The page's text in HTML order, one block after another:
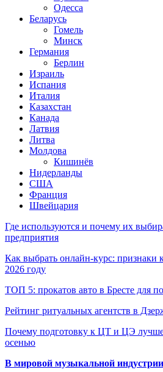
Одесса
Беларусь
Гомель
Минск
Германия
Берлин
Израиль
Испания
Италия
Казахстан
Канада
Латвия
Литва
Молдова
Кишинёв
Нидерланды
США
Франция
Швейцария
Где используются и почему их
предприятия
Как выбрать онлайн-курс: признаки
2026 году
ТОП 5: прокатов авто в Бресте для
Рейтинг ритуальных агентств в
Почему подготовку к ЦТ и ЦЭ лучше
осенью
В мировой музыкальной